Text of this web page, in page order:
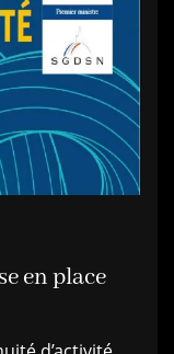
en place